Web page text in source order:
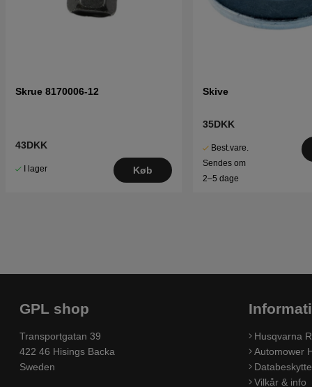
Skrue 8170006-12
43DKK
I lager Køb
Skive
35DKK
Best.vare.
Sendes om
2–5 dage
GPL shop
Transportgatan 39
422 46 Hisings Backa
Sweden
Husqvarna
Automower
Vilkår & info